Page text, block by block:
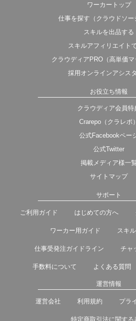
ワーカートップ
仕事を探す（クラウドソー
スキルを出品する
スキルアフィリエイト
クラウディアPRO（高単価マ
採用オンラインアシス
お役立ち情報
クラウディア会員特
Crarepo（クラレポ）
公式Facebookペー
公式Twitter
掲載メディア様一
サイトマップ
サポート
ご利用ガイド はじめての方へ
ワーカー用ガイド スキ
仕事受発注ガイドライン チャ
手数料について よくある質問
運営情報
運営会社 利用規約 プラ
特定商取引法に関する